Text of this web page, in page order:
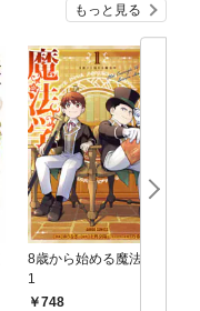
もっと見る
8歳から始める魔法学
1
748